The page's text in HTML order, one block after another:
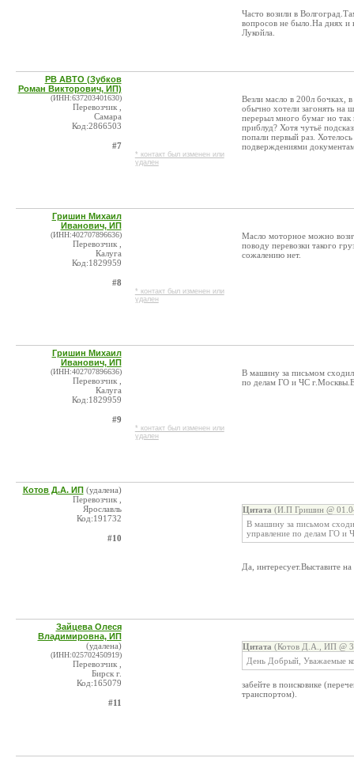
Часто возили в
вопросов не было.На днях и
Лукойла.
РВ АВТО (Зубков
Роман Викторович, ИП)
(ИНН:637203401630)
Перевозчик ,
Самара
Код:2866503
#7
* контакт был изменен или
удален
Везли масло в 200л бочках,
обычно хотели загонять на
перерыл много бумаг но
приблуд? Хотя чутьё
попали первый раз.
подверждениями
Гришин Михаил
Иванович, ИП
(ИНН:402707896636)
Перевозчик ,
Калуга
Код:1829959
#8
* контакт был изменен или
удален
Масло моторное можно
поводу перевозки такого
сожалению нет.
Гришин Михаил
Иванович, ИП
(ИНН:402707896636)
Перевозчик ,
Калуга
Код:1829959
#9
* контакт был изменен или
удален
В машину за письмом сходил
по делам ГО и ЧС
Котов Д.А. ИП (удалена)
Перевозчик ,
Ярославль
Код:191732
#10
Цитата (И.П Гришин @
В машину за письмом
управление по делам ГО и
Да, интересует.Выставите
Зайцева Олеся
Владимировна, ИП
(удалена)
(ИНН:025702450919)
Перевозчик ,
Бирск г.
Код:165079
#11
Цитата (Котов Д.А., ИП @
День Добрый, Уважаемые
забейте в поисковике
транспортом).